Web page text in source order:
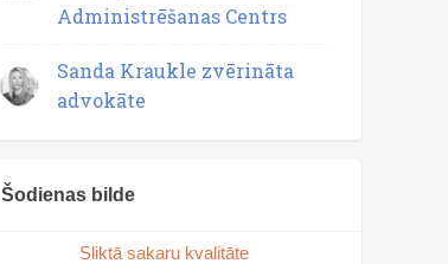
Administrēšanas Centrs
Sanda Kraukle zvērināta
advokāte
Šodienas bilde
Sliktā sakaru kvalitāte